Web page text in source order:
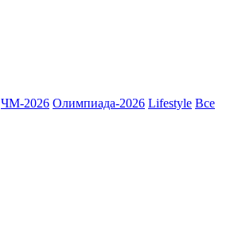
ЧМ-2026 Олимпиада-2026 Lifestyle Все